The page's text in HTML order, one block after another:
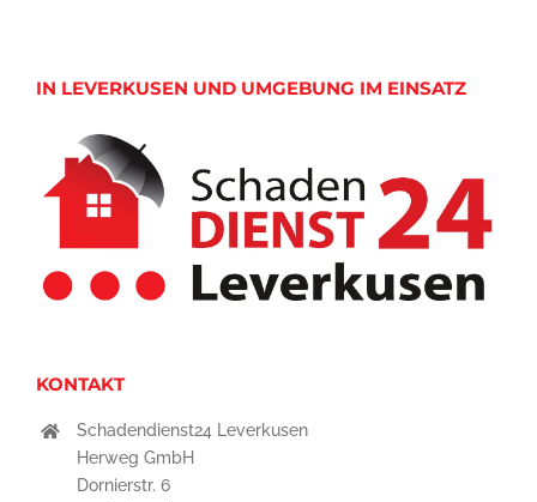
IN LEVERKUSEN UND UMGEBUNG IM EINSATZ
KONTAKT
Schadendienst24 Leverkusen
Herweg GmbH
Dornierstr. 6